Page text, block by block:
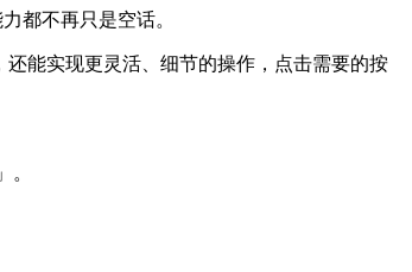
都不再只是空话。
能实现更灵活、细节的操作，点击需要的按
。